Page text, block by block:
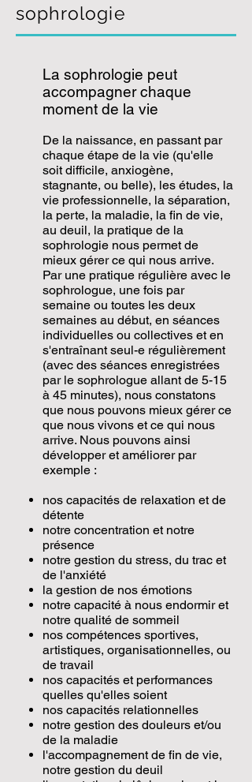
sophrologie
La sophrologie peut
accompagner chaque
moment de la vie
De la naissance, en passant par
chaque étape de la vie (qu'elle
soit difficile, anxiogène,
stagnante, ou belle), les études, la
vie professionnelle, la séparation,
la perte, la maladie, la fin de vie,
au deuil, la pratique de la
sophrologie nous permet de
mieux gérer ce qui nous arrive.
Par une pratique régulière avec le
sophrologue, une fois par
semaine ou toutes les deux
semaines au début, en séances
individuelles ou collectives et en
s'entraînant seul-e régulièrement
(avec des séances enregistrées
par le sophrologue allant de 5-15
à 45 minutes), nous constatons
que nous pouvons mieux gérer ce
que nous vivons et ce qui nous
arrive. Nous pouvons ainsi
développer et améliorer par
exemple :
nos capacités de relaxation et de
détente
notre concentration et notre
présence
notre gestion du stress, du trac et
de l'anxiété
la gestion de nos émotions
notre capacité à nous endormir et
notre qualité de sommeil
nos compétences sportives,
artistiques, organisationnelles, ou
de travail
nos capacités et performances
quelles qu'elles soient
nos capacités relationnelles
notre gestion des douleurs et/ou
de la maladie
l'accompagnement de fin de vie,
notre gestion du deuil